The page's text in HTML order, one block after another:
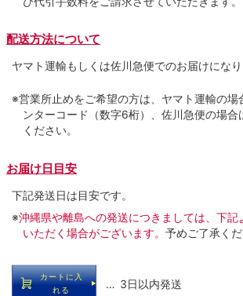
配送方法について
ヤマト運輸もしくは佐川急便でのお届けになり
※営業所止めをご希望の方は、ヤマト運輸の場
ンターコード（数字6桁）、佐川急便の場合
ください。
お届け日目安
下記発送日は目安です。
※沖縄県や離島への発送につきましては、下記
いただく場合がございます。 予めご了承くだ
カートに入
れる
… 3日以内発送